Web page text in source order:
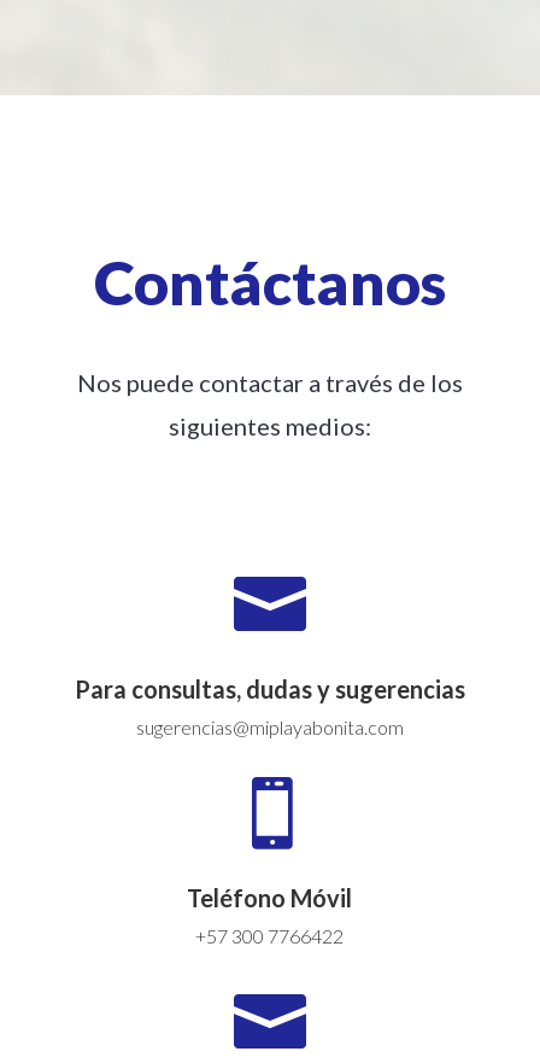
Contáctanos
Nos puede contactar a través de los
siguientes medios:

Para consultas, dudas y sugerencias
sugerencias@miplayabonita.com

Teléfono Móvil
+57 300 7766422
